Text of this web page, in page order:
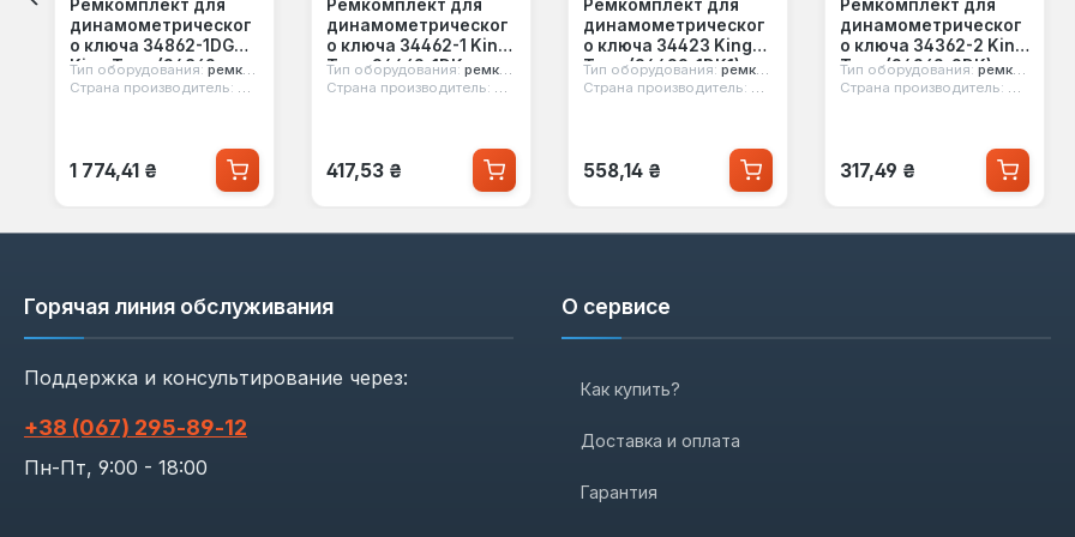
Ремкомплект для
динамометрическог
о ключа 34862-1DG
King Tony (34862-
2DK)
Тип оборудования: ремкомплект
Страна производитель:
Обычная цена:
1 774,41 ₴
Ремкомплект для
динамометрическог
о ключа 34462-1 King
Tony 34462-1DK
Тип оборудования: ремкомплект
Страна производитель:
Обычная цена:
417,53 ₴
Ремкомплект для
динамометрическог
о ключа 34423 King
Tony (34423-1DK1)
Тип оборудования: ремкомплект
Страна производитель:
Обычная цена:
558,14 ₴
Ремкомплект для
динамометрическог
о ключа 34362-2 King
Tony (34362-2DK)
Тип оборудования: ремкомплект
Страна производитель:
Обычная цена:
317,49 ₴
Горячая линия обслуживания
Поддержка и консультирование через:
+38 (067) 295‑89‑12
Пн-Пт, 9:00 - 18:00
О сервисе
Как купить?
Доставка и оплата
Гарантия